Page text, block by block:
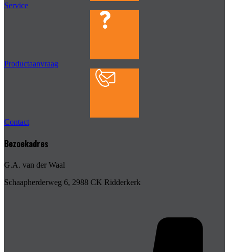
Service
Productaanvraag
Contact
Bezoekadres
G.A. van der Waal
Schaapherderweg 6, 2988 CK Ridderkerk